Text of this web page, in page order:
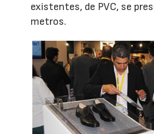
existentes, de PVC, se
metros.